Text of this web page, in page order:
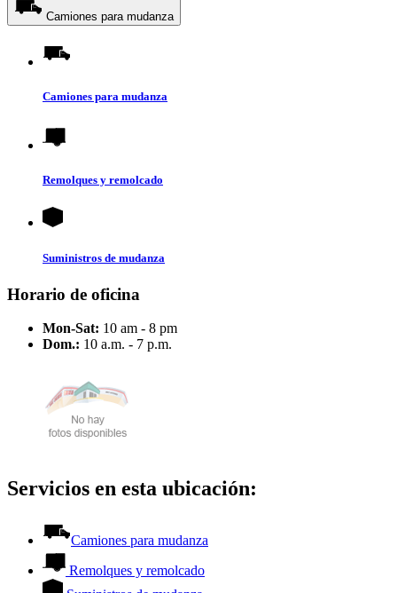
Camiones para mudanza
Camiones para mudanza
Remolques y remolcado
Suministros de mudanza
Horario de oficina
Mon-Sat: 10 am - 8 pm
Dom.: 10 a.m. - 7 p.m.
Servicios en esta ubicación:
Camiones para mudanza
Remolques y remolcado